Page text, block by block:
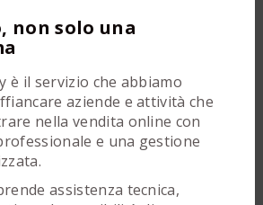
non solo una
è il servizio che abbiamo
aziende e attività che
nella vendita online con
e una gestione
assistenza tecnica,